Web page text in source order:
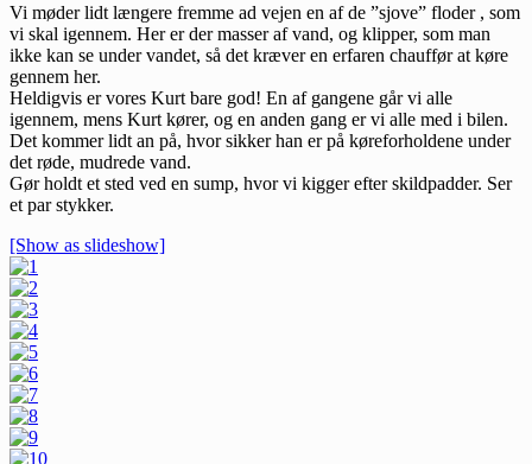
Vi møder lidt længere fremme ad vejen en af de ”sjove” floder , som
vi skal igennem. Her er der masser af vand, og klipper, som man
ikke kan se under vandet, så det kræver en erfaren chauffør at køre
gennem her.
Heldigvis er vores Kurt bare god! En af gangene går vi alle
igennem, mens Kurt kører, og en anden gang er vi alle med i bilen.
Det kommer lidt an på, hvor sikker han er på køreforholdene under
det røde, mudrede vand.
Gør holdt et sted ved en sump, hvor vi kigger efter skildpadder. Ser
et par stykker.
[Show as slideshow]